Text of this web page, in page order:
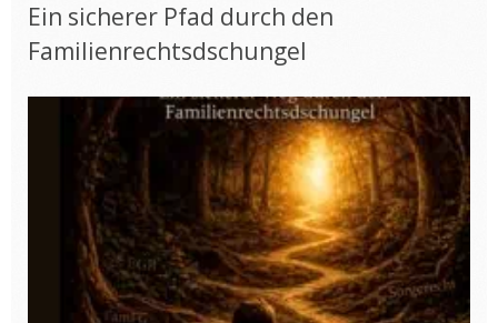
Ein sicherer Pfad durch den
Familienrechtsdschungel